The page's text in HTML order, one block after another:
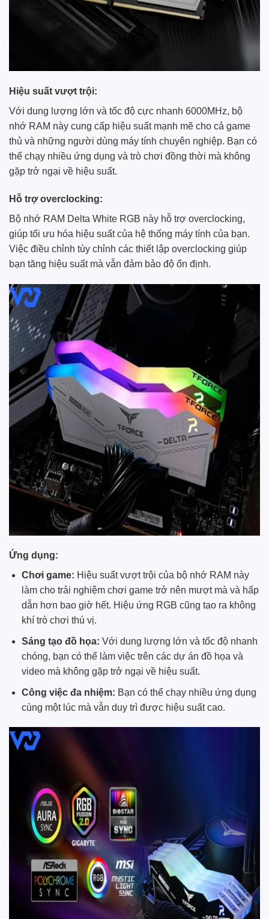
Hiệu suất vượt trội:
Với dung lượng lớn và tốc độ cực nhanh 6000MHz, bộ
nhớ RAM này cung cấp hiệu suất mạnh mẽ cho cả game
thủ và những người dùng máy tính chuyên nghiệp. Bạn có
thể chạy nhiều ứng dụng và trò chơi đồng thời mà không
gặp trở ngại về hiệu suất.
Hỗ trợ overclocking:
Bộ nhớ RAM Delta White RGB này hỗ trợ overclocking,
giúp tối ưu hóa hiệu suất của hệ thống máy tính của bạn.
Việc điều chỉnh tùy chỉnh các thiết lập overclocking giúp
bạn tăng hiệu suất mà vẫn đảm bảo độ ổn định.
Ứng dụng:
Chơi game: Hiệu suất vượt trội của bộ nhớ RAM này
làm cho trải nghiệm chơi game trở nên mượt mà và hấp
dẫn hơn bao giờ hết. Hiệu ứng RGB cũng tạo ra không
khí trò chơi thú vị.
Sáng tạo đồ họa: Với dung lượng lớn và tốc độ nhanh
chóng, bạn có thể làm việc trên các dự án đồ họa và
video mà không gặp trở ngại về hiệu suất.
Công việc đa nhiệm: Bạn có thể chạy nhiều ứng dụng
cùng một lúc mà vẫn duy trì được hiệu suất cao.